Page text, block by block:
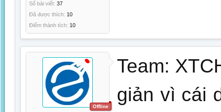
Số bài viết: 37
Đã được thích: 10
Điểm thành tích: 10
Offline
Team:
giản vì cái